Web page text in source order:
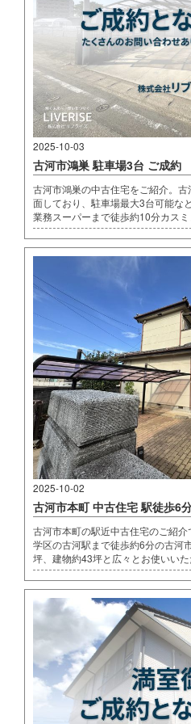
2025-10-03
古河市鴻巣 駐車場3台 ご成約
古河市鴻巣の中古住宅をご紹介。
面しており、駐車場最大3台可能な
業務スーパーまで徒歩約10分カスミ
2025-10-02
古河市本町 中古住宅 駅徒歩6
古河市本町の駅近中古住宅のご紹
学区の古河駅まで徒歩約6分の古河
坪、建物約43坪と広々とお使いいた